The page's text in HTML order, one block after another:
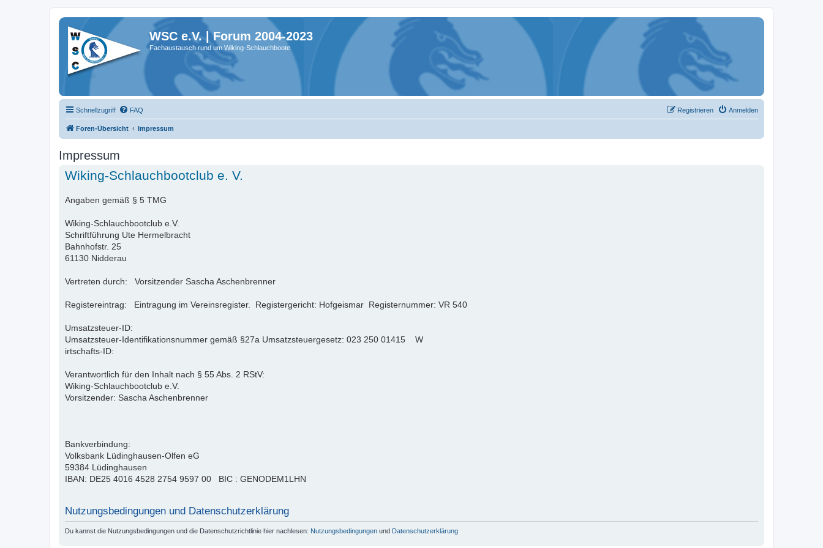
WSC e.V. | Forum 2004-2023
Fachaustausch rund um Wiking-Schlauchboote
Schnellzugriff FAQ Anmelden
Registrieren
Foren-Übersicht Impressum
Impressum
Wiking-Schlauchbootclub e. V.
Angaben gemäß § 5 TMG
Wiking-Schlauchbootclub e.V.
Schriftführung Ute Hermelbracht
Bahnhofstr. 25
61130 Nidderau
Vertreten durch: Vorsitzender Sascha Aschenbrenner
Registereintrag: Eintragung im Vereinsregister. Registergericht: Hofgeismar Registernummer: VR 540
Umsatzsteuer-ID:
Umsatzsteuer-Identifikationsnummer gemäß §27a Umsatzsteuergesetz: 023 250 01415 W
irtschafts-ID:
Verantwortlich für den Inhalt nach § 55 Abs. 2 RStV:
Wiking-Schlauchbootclub e.V.
Vorsitzender: Sascha Aschenbrenner
Bankverbindung:
Volksbank Lüdinghausen-Olfen eG
59384 Lüdinghausen
IBAN: DE25 4016 4528 2754 9597 00 BIC : GENODEM1LHN
Nutzungsbedingungen und Datenschutzerklärung
Du kannst die Nutzungsbedingungen und die Datenschutzrichtlinie hier nachlesen: Nutzungsbedingungen und Datenschutzerklärung